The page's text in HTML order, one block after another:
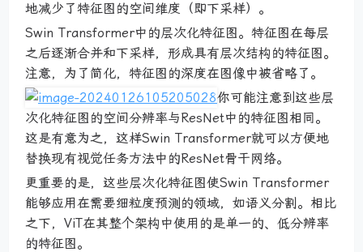
地减少了特征图的空间维度（即下采样）。
Swin Transformer中的层次化特征图。特征图在每层
之后逐渐合并和下采样，形成具有层次结构的特征图。
注意，为了简化，特征图的深度在图像中被省略了。
你可能注意到这些层
次化特征图的空间分辨率与ResNet中的特征图相同。
这是有意为之，这样Swin Transformer就可以方便地
替换现有视觉任务方法中的ResNet骨干网络。
更重要的是，这些层次化特征图使Swin Transformer
能够应用在需要细粒度预测的领域，如语义分割。相比
之下，ViT在其整个架构中使用的是单一的、低分辨率
的特征图。